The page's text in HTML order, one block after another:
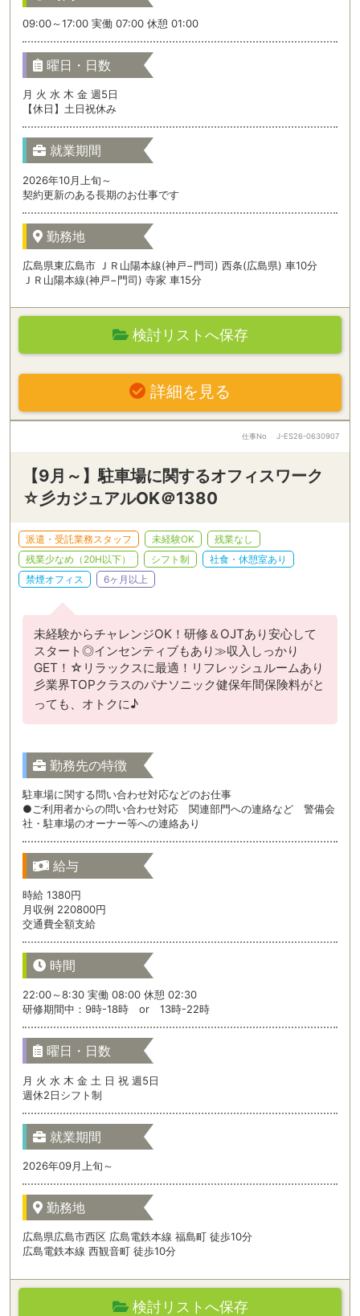
09:00～17:00 実働 07:00 休憩 01:00
曜日・日数
月 火 水 木 金 週5日
【休日】土日祝休み
就業期間
2026年10月上旬～
契約更新のある長期のお仕事です
勤務地
広島県東広島市 ＪＲ山陽本線(神戸−門司) 西条(広島県) 車10分
ＪＲ山陽本線(神戸−門司) 寺家 車15分
検討リストへ保存
詳細を見る
仕事No J-ES26-0630907
【9月～】駐車場に関するオフィスワーク
☆彡カジュアルOK＠1380
派遣・受託業務スタッフ 未経験OK
残業なし
残業少なめ（20H以下）
シフト制
社食・休憩室あり
禁煙オフィス
6ヶ月以上
未経験からチャレンジOK！研修＆OJTあり安心して
スタート◎インセンティブもあり≫収入しっかり
GET！☆リラックスに最適！リフレッシュルームあり
彡業界TOPクラスのパナソニック健保年間保険料がと
っても、オトクに♪
勤務先の特徴
駐車場に関する問い合わせ対応などのお仕事
●ご利用者からの問い合わせ対応 関連部門への連絡など 警備会
社・駐車場のオーナー等への連絡あり
給与
時給 1380円
月収例 220800円
交通費全額支給
時間
22:00～8:30 実働 08:00 休憩 02:30
研修期間中：9時-18時 or 13時-22時
曜日・日数
月 火 水 木 金 土 日 祝 週5日
週休2日シフト制
就業期間
2026年09月上旬～
勤務地
広島県広島市西区 広島電鉄本線 福島町 徒歩10分
広島電鉄本線 西観音町 徒歩10分
検討リストへ保存